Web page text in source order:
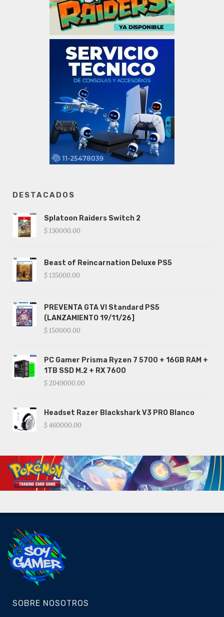
DESTACADOS
Splatoon Raiders Switch 2
$ 130000.00
Beast of Reincarnation Deluxe PS5
$ 135000.00
PREVENTA GTA VI Standard PS5
(LANZAMIENTO 19/11/26]
$ 150000.00
PC Gamer Prisma Ryzen 7 5700 + 16GB RAM +
1TB SSD M.2 + RX 7600
$ 2049000.00
Headset Razer Blackshark V3 PRO Blanco
$ 460000.00
SOBRE NOSOTROS